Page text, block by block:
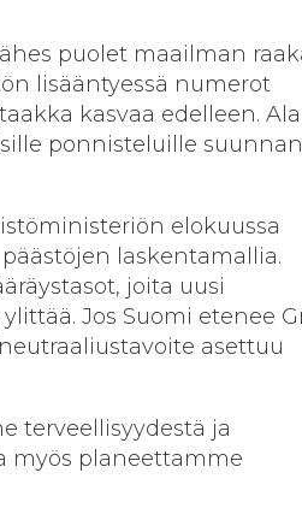
puolet maailman
lisääntyessä numerot
kasvaa edelleen.
ponnisteluille suunnan
elokuussa
laskentamallia.
joita uusi
Jos Suomi etenee
asettuu
terveellisyydestä ja
myös planeettamme